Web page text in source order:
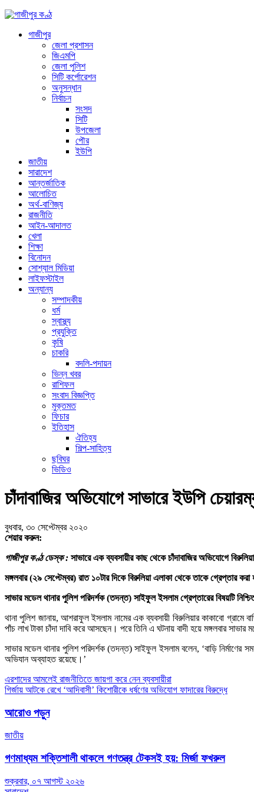
গাজীপুর
জেলা প্রশাসন
জিএমপি
জেলা পুলিশ
সিটি কর্পোরেশন
অনুসন্ধান
নির্বাচন
সংসদ
সিটি
উপজেলা
পৌর
ইউপি
জাতীয়
সারাদেশ
আন্তর্জাতিক
আলোচিত
অর্থ-বাণিজ্য
রাজনীতি
আইন-আদালত
খেলা
শিক্ষা
বিনোদন
সোশ্যাল মিডিয়া
লাইফস্টাইল
অন্যান্য
সম্পাদকীয়
ধর্ম
স্বাস্থ্য
প্রযুক্তি
কৃষি
চাকরি
বদলি-পদায়ন
ভিন্ন খবর
রাশিফল
সংবাদ বিজ্ঞপ্তি
মুক্তমত
ফিচার
ইতিহাস
ঐতিহ্য
শিল্প-সাহিত্য
ছবিঘর
ভিডিও
চাঁদাবাজির অভিযোগে সাভারে ইউপি
বুধবার, ৩০ সেপ্টেম্বর ২০২০
শেয়ার করুন:
গাজীপুর কণ্ঠ ডেস্ক : সাভারে এক ব্যবসায়ীর কাছ থেকে চাঁদাবাজির অভিযোগে
মঙ্গলবার (২৯ সেপ্টেম্বর) রাত ১০টার দিকে বিরুলিয়া এলাকা থেকে তাকে গ্রেপ্তার করা
সাভার মডেল থানার পুলিশ পরিদর্শক (তদন্ত) সাইফুল ইসলাম গ্রেপ্তারের বিষয়টি
থানা পুলিশ জানায়, আশরাফুল ইসলাম নামের এক ব্যবসায়ী বিরুলিয়ার কাকাবো
পাঁচ লাখ টাকা চাঁদা দাবি করে আসছেন। পরে তিনি এ ঘটনায় বাদী হয়ে মঙ্গলবার
সাভার মডেল থানার পুলিশ পরিদর্শক (তদন্ত) সাইফুল ইসলাম বলেন, ‘বাড়ি নির্মাণের
অভিযান অব্যাহত রয়েছে।’
Post
navigation
এরশাদের আমলেই রাজনীতিতে জায়গা করে নেন ব্যবসায়ীরা
গির্জায় আটকে রেখে ‘আদিবাসী’ কিশোরীকে ধর্ষণের অভিযোগ ফাদারের বিরুদ্ধে
আরোও পড়ুন
জাতীয়
গণমাধ্যম শক্তিশালী থাকলে গণতন্ত্র টেকসই হয়: মির্জা ফখরুল
শুক্রবার, ০৭ আগস্ট ২০২৬